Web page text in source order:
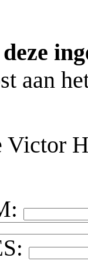
aan
Victor